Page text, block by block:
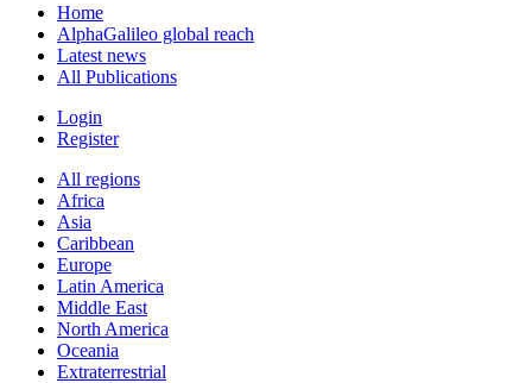
Home
AlphaGalileo global reach
Latest news
All Publications
Login
Register
All regions
Africa
Asia
Caribbean
Europe
Latin America
Middle East
North America
Oceania
Extraterrestrial